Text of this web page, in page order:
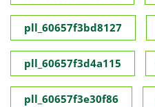
pll_60657f3bd8127
pll_60657f3d4a115
pll_60657f3e30f86